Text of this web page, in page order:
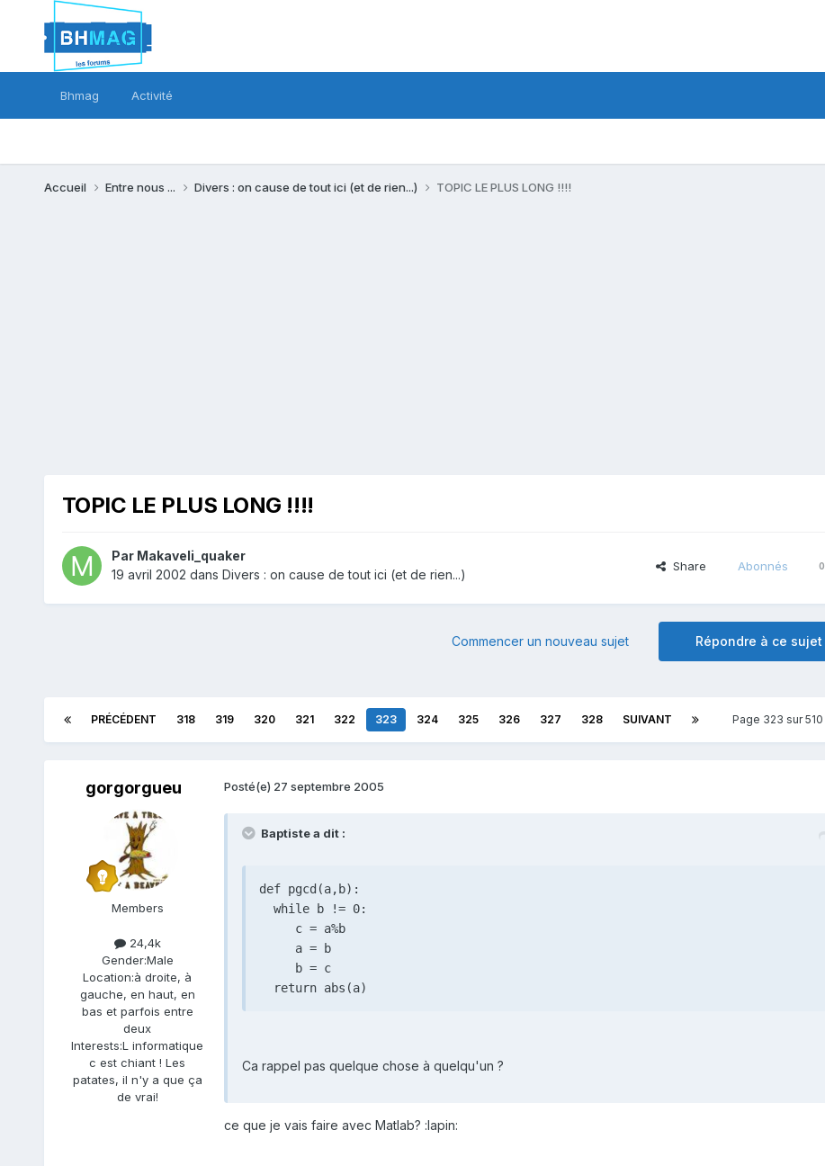
Bhmag Activité
Accueil Entre nous ... Divers : on cause de tout ici (et de rien...) TOPIC LE PLUS LONG !!!!
TOPIC LE PLUS LONG !!!!
Par Makaveli_quaker
19 avril 2002 dans Divers : on cause de tout ici (et de rien...)
Share Abonnés 0
Répondre à ce sujet
Commencer un nouveau sujet
PRÉCÉDENT 318 319 320 321 322 323 324 325 326 327 328 SUIVANT Page 323 sur 510
gorgorgueu
Members
24,4k
Gender:Male
Location:à droite, à
gauche, en haut, en
bas et parfois entre
deux
Interests:L informatique
c est chiant ! Les
patates, il n'y a que ça
de vrai!
Posté(e) 27 septembre 2005
Baptiste a dit :
def pgcd(a,b):
  while b != 0:
     c = a%b
     a = b
     b = c
  return abs(a)
Ca rappel pas quelque chose à quelqu'un ?
ce que je vais faire avec Matlab? :lapin: